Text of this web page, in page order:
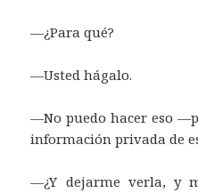
—¿Para qué?
—Usted hágalo.
—No puedo hacer eso
información privada de
—¿Y dejarme verla, y